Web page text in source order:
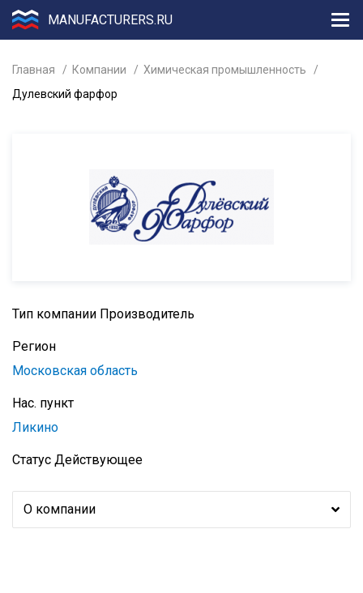
MANUFACTURERS.RU
Главная Компании
Химическая промышленность
Дулевский фарфор
Тип компании Производитель
Регион
Московская область
Нас. пункт
Ликино
Статус Действующее
О компании